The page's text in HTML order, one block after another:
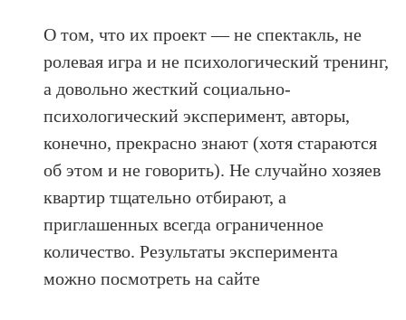
О том, что их проект — не спектакль, не
ролевая игра и не психологический тренинг,
а довольно жесткий социально-
психологический эксперимент, авторы,
конечно, прекрасно знают (хотя стараются
об этом и не говорить). Не случайно хозяев
квартир тщательно отбирают, а
приглашенных всегда ограниченное
количество. Результаты эксперимента
можно посмотреть на сайте